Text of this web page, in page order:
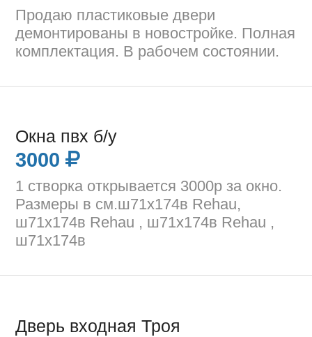
Продаю пластиковые двери
демонтированы в новостройке. Полная
комплектация. В рабочем состоянии.
Окна пвх б/у
3000
1 створка открывается 3000р за окно.
Размеры в см.ш71х174в Rehau,
ш71х174в Rehau , ш71х174в Rehau ,
ш71х174в
Дверь входная Троя